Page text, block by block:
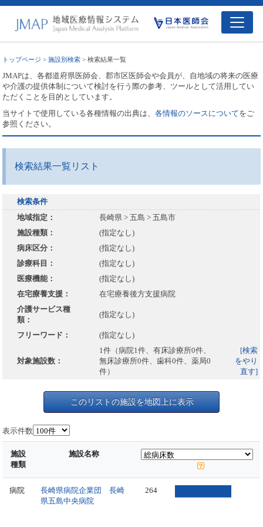
トップページ >施設別検索 > 検索結果一覧
JMAPは、各都道府県医師会、郡市区医師会や会員が、自地域の将来の医療
や介護の提供体制について検討を行う際の参考、ツールとして活用してい
ただくことを目的としています。
当サイトで使用している各種情報の出典は、各情報のソースについてをご
参照ください。
検索結果一覧リスト
検索条件
地域指定：
長崎県 > 五島 > 五島市
施設種類：
(指定なし)
病床区分：
(指定なし)
診療科目：
(指定なし)
医療機能：
(指定なし)
在宅療養支援：
在宅療養後方支援病院
介護サービス種
類：
(指定なし)
フリーワード： (指定なし)
対象施設数：
1件（病院1件、有床診療所0件、
無床診療所0件、歯科0件、薬局0
件）
[検索
をやり
直す]
このリストの施設を地図上に表示
表示件数
施設
種類
施設名称
病院
長崎県病院企業団 長崎
県五島中央病院
264